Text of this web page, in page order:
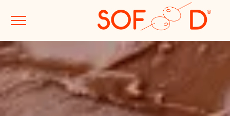
AGENCE